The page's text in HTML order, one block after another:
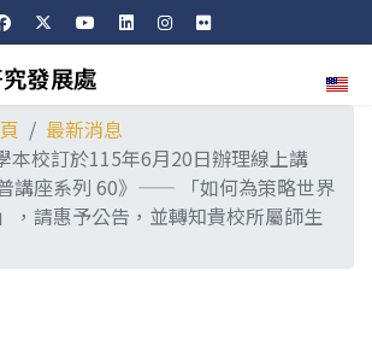
選擇
最新消息
本校訂於115年6月20日辦理線上講
講座系列 60》—— 「如何為策略世界
，請惠予公告，並轉知貴校所屬師生